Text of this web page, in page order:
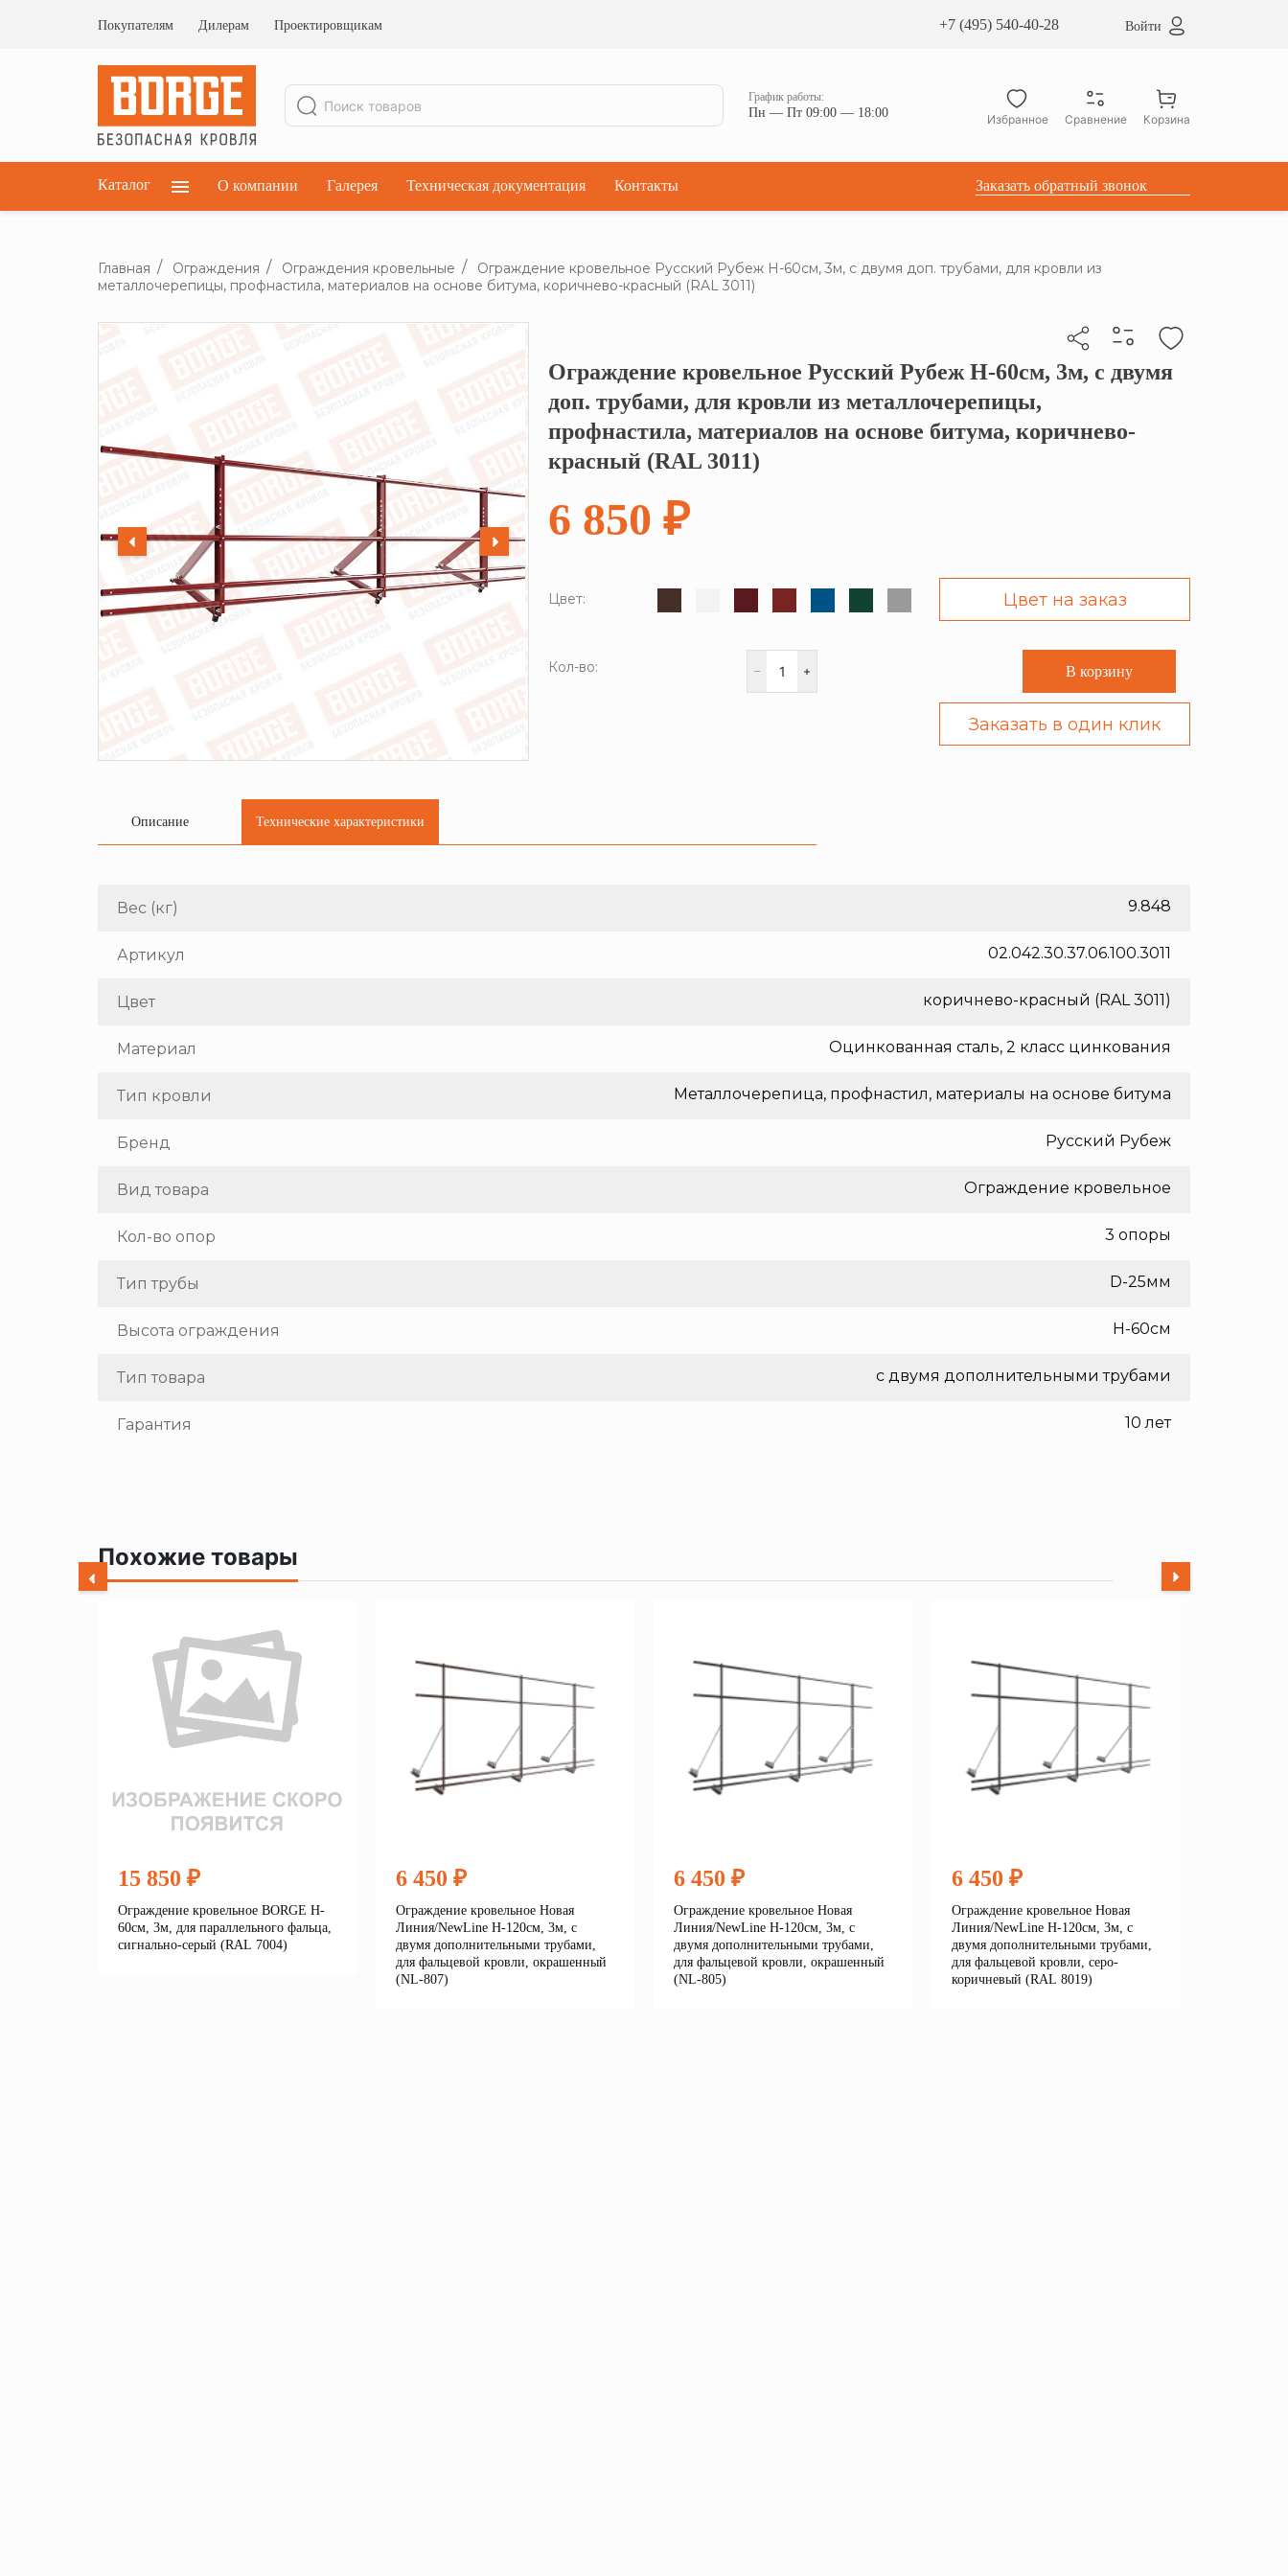
Покупателям Дилерам Проектировщикам +7 (495) 540-40-28 Войти
График работы:
Пн — Пт 09:00 — 18:00 Избранное Сравнение Корзина
Каталог
Ограждения парапетные
Чердачные лестницы ATICCO
О компании Галерея Техническая документация Контакты Заказать обратный звонок
Главная Ограждения Ограждения кровельные
Ограждение кровельное Русский Рубеж H-60см, 3м, с двумя доп. трубами, для кровли из
металлочерепицы, профнастила, материалов на основе битума, коричнево-красный (RAL 3011)
Кликните, чтобы скопировать прямую ссылку
Ограждение кровельное Русский Рубеж H-60см, 3м, с двумя
доп. трубами, для кровли из металлочерепицы,
профнастила, материалов на основе битума, коричнево-
красный (RAL 3011)
6 850 ₽
Цвет: Цвет на заказ
Кол-во: В корзину
Заказать в один клик
Описание Технические характеристики
Вес (кг) 9.848
Артикул 02.042.30.37.06.100.3011
Цвет коричнево-красный (RAL 3011)
Материал Оцинкованная сталь, 2 класс цинкования
Тип кровли Металлочерепица, профнастил, материалы на основе битума
Бренд Русский Рубеж
Вид товара Ограждение кровельное
Кол-во опор 3 опоры
Тип трубы D-25мм
Высота ограждения H-60см
Тип товара с двумя дополнительными трубами
Гарантия 10 лет
Похожие товары
15 850 ₽
Ограждение кровельное BORGE H-
60см, 3м, для параллельного фальца,
сигнально-серый (RAL 7004)
6 450 ₽
Ограждение кровельное Новая
Линия/NewLine H-120см, 3м, с
двумя дополнительными трубами,
для фальцевой кровли, окрашенный
(NL-807)
6 450 ₽
Ограждение кровельное Новая
Линия/NewLine H-120см, 3м, с
двумя дополнительными трубами,
для фальцевой кровли, окрашенный
(NL-805)
6 450 ₽
Ограждение кровельное Новая
Линия/NewLine H-120см, 3м, с
двумя дополнительными трубами,
для фальцевой кровли, серо-
коричневый (RAL 8019)